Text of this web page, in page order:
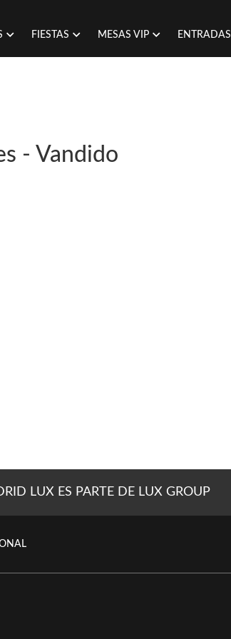
FIESTAS MESAS VIP ENTRADAS
- Vandido
LUX ES PARTE DE LUX GROUP